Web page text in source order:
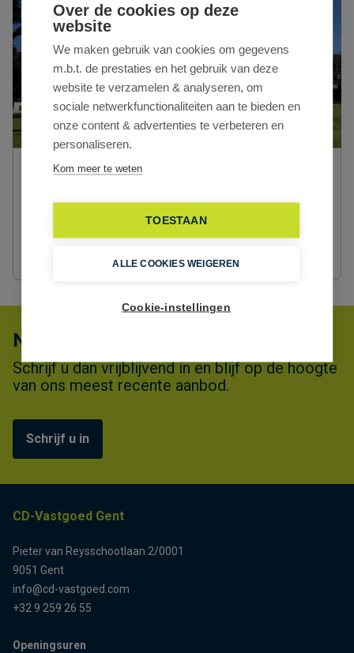
CD-Vastgoed Gent
Niet gevonden wat u zocht?
Schrijf u dan vrijblijvend in en blijf op de hoogte
van ons meest recente aanbod.
Schrijf u in
CD-Vastgoed Gent
Pieter van Reysschootlaan 2/0001
9051 Gent
info@cd-vastgoed.com
+32 9 259 26 55
Openingsuren
Over de cookies op deze
website
We maken gebruik van cookies om gegevens
m.b.t. de prestaties en het gebruik van deze
website te verzamelen & analyseren, om
sociale netwerkfunctionaliteiten aan te bieden en
onze content & advertenties te verbeteren en
personaliseren.
Kom meer te weten
TOESTAAN
ALLE COOKIES WEIGEREN
Cookie-instellingen